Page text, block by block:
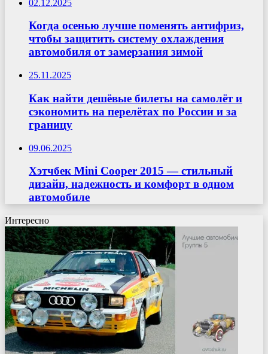
02.12.2025
Когда осенью лучше поменять антифриз,
чтобы защитить систему охлаждения
автомобиля от замерзания зимой
25.11.2025
Как найти дешёвые билеты на самолёт и
сэкономить на перелётах по России и за
границу
09.06.2025
Хэтчбек Mini Cooper 2015 — стильный
дизайн, надежность и комфорт в одном
автомобиле
Интересно